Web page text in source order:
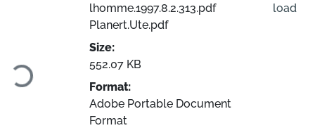
Loading...
lhomme.1997.8.2.313.pdf
Planert.Ute.pdf
Size:
552.07 KB
Format:
Adobe Portable Document
Format
load